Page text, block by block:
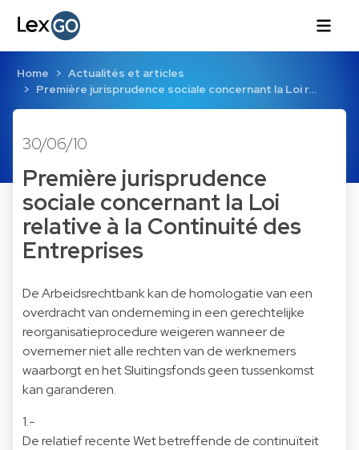
Home
Actualités et articles
Première jurisprudence sociale concernant la Loi r…
30/06/10
Première jurisprudence
sociale concernant la Loi
relative à la Continuité des
Entreprises
De Arbeidsrechtbank kan de homologatie van een
overdracht van onderneming in een gerechtelijke
reorganisatieprocedure weigeren wanneer de
overnemer niet alle rechten van de werknemers
waarborgt en het Sluitingsfonds geen tussenkomst
kan garanderen.
1.-
De relatief recente Wet betreffende de continuïteit